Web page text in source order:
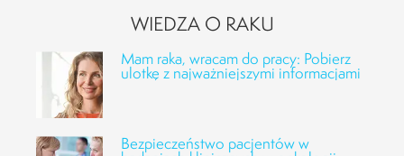
WIEDZA O RAKU
Mam raka, wracam do pracy: Pobierz
ulotkę z najważniejszymi informacjami
Bezpieczeństwo pacjentów w